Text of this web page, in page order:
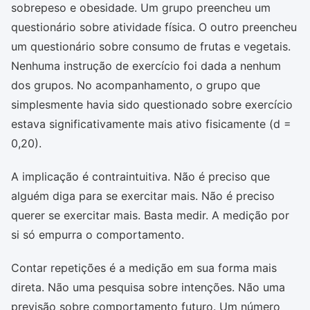
sobrepeso e obesidade. Um grupo preencheu um
questionário sobre atividade física. O outro preencheu
um questionário sobre consumo de frutas e vegetais.
Nenhuma instrução de exercício foi dada a nenhum
dos grupos. No acompanhamento, o grupo que
simplesmente havia sido questionado sobre exercício
estava significativamente mais ativo fisicamente (d =
0,20).
A implicação é contraintuitiva. Não é preciso que
alguém diga para se exercitar mais. Não é preciso
querer se exercitar mais. Basta medir. A medição por
si só empurra o comportamento.
Contar repetições é a medição em sua forma mais
direta. Não uma pesquisa sobre intenções. Não uma
previsão sobre comportamento futuro. Um número